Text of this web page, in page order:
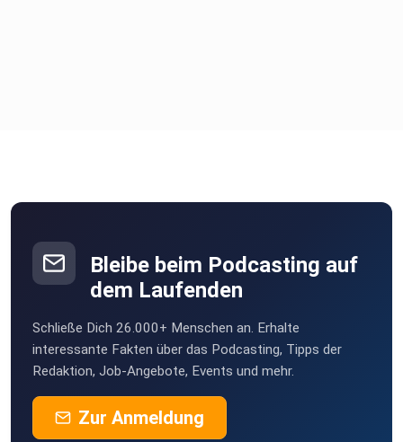
Bleibe beim Podcasting auf
dem Laufenden
Schließe Dich 26.000+ Menschen an. Erhalte
interessante Fakten über das Podcasting, Tipps der
Redaktion, Job-Angebote, Events und mehr.
Zur Anmeldung